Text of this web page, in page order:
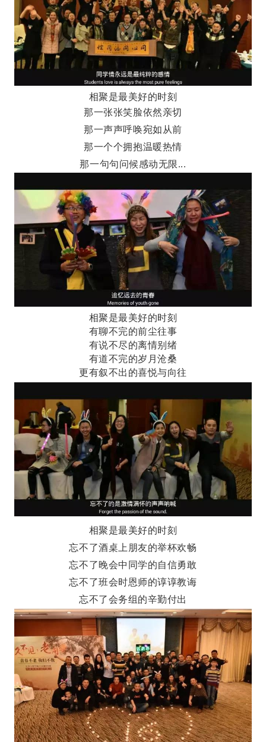
相聚是最美好的时刻
那一张张笑脸依然亲切
那一声声呼唤宛如从前
那一个个拥抱温暖热情
那一句句问候感动无限...
相聚是最美好的时刻
有聊不完的前尘往事
有说不尽的离情别绪
有道不完的岁月沧桑
更有叙不出的喜悦与向往
相聚是最美好的时刻
忘不了酒桌上朋友的举杯欢畅
忘不了晚会中同学的自信勇敢
忘不了班会时恩师的谆谆教诲
忘不了会务组的辛勤付出